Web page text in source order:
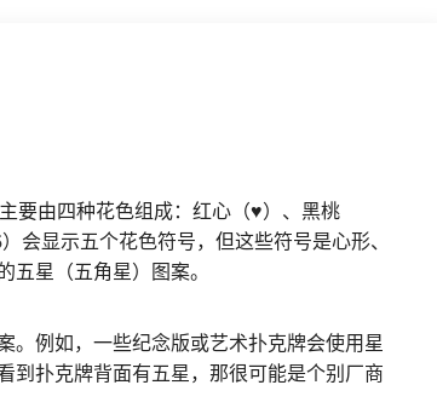
要由四种花色组成：红心（♥）、黑桃
会显示五个花色符号，但这些符号是心形、
星（五角星）图案。
。例如，一些纪念版或艺术扑克牌会使用星
到扑克牌背面有五星，那很可能是个别厂商